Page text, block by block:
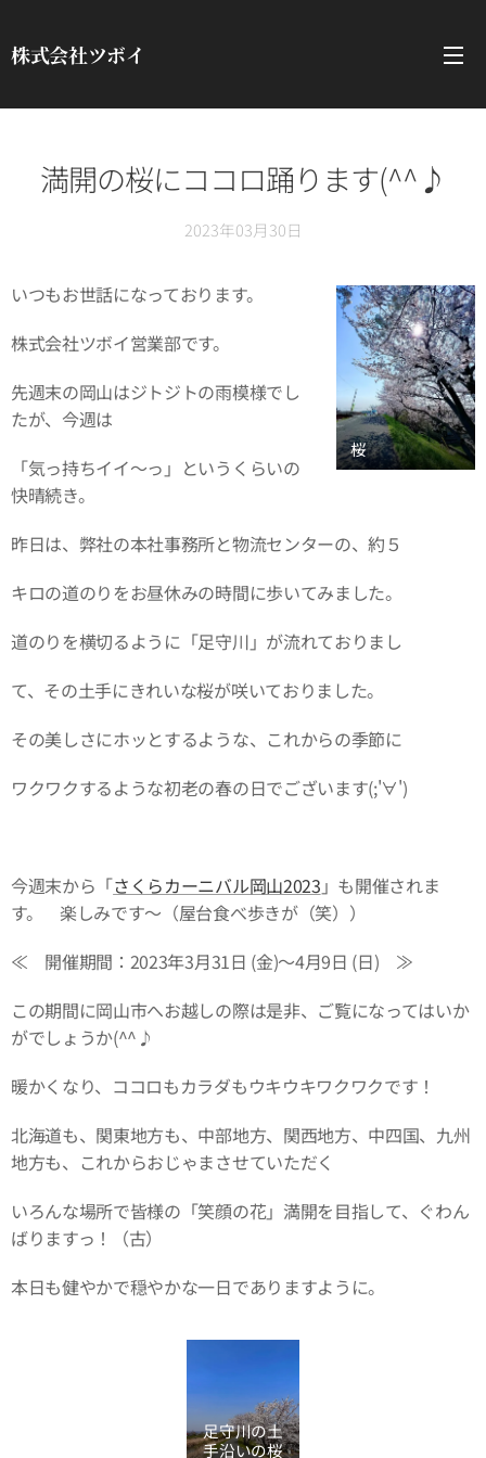
株式会社ツボイ
満開の桜にココロ踊ります(^^♪
2023年03月30日
桜🌸🌸🌸🌸🌸
いつもお世話になっております。
株式会社ツボイ営業部です。
先週末の岡山はジトジトの雨模様でし
たが、今週は
「気っ持ちイイ～っ」というくらいの
快晴続き。
昨日は、弊社の本社事務所と物流センターの、約５
キロの道のりをお昼休みの時間に歩いてみました。
道のりを横切るように「足守川」が流れておりまし
て、その土手にきれいな桜が咲いておりました。
その美しさにホッとするような、これからの季節に
ワクワクするような初老の春の日でございます(;'∀')
今週末から「さくらカーニバル岡山2023 」も開催されま
す。 楽しみです～（屋台食べ歩きが（笑））
≪ 開催期間：2023年3月31日 (金)～4月9日 (日) ≫
この期間に岡山市へお越しの際は是非、ご覧になってはいか
がでしょうか(^^♪
暖かくなり、ココロもカラダもウキウキワクワクです！
北海道も、関東地方も、中部地方、関西地方、中四国、九州
地方も、これからおじゃまさせていただく
いろんな場所で皆様の「笑顔の花」満開を目指して、ぐわん
ばりますっ！（古）
本日も健やかで穏やかな一日でありますように。
足守川の土
手沿いの桜